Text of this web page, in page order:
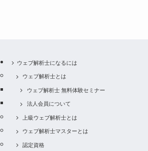
ウェブ解析士になるには
ウェブ解析士とは
ウェブ解析士 無料体験セミナー
法人会員について
上級ウェブ解析士とは
ウェブ解析士マスターとは
認定資格